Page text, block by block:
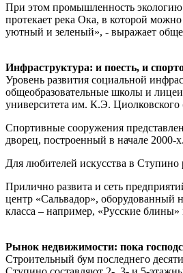
При этом промышленность
протекает река Ока, в которой
уютный и зеленый», - выражает
Инфраструктура: и поесть, и
Уровень развития социальной
общеобразовательные школы и
университета им. К.Э.
Спортивные сооружения
дворец, построенный в начале 2000-
Для любителей искусства в Ступино
Прилично развита и сеть
центр «Сальвадор», оборудованный
класса – например, «Русские
Рынок недвижимости: пока
Строительный бум последнего